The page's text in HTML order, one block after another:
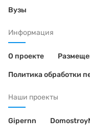
Вузы
Информация
О проекте
Политика обработки
Наши проекты
Gipernn